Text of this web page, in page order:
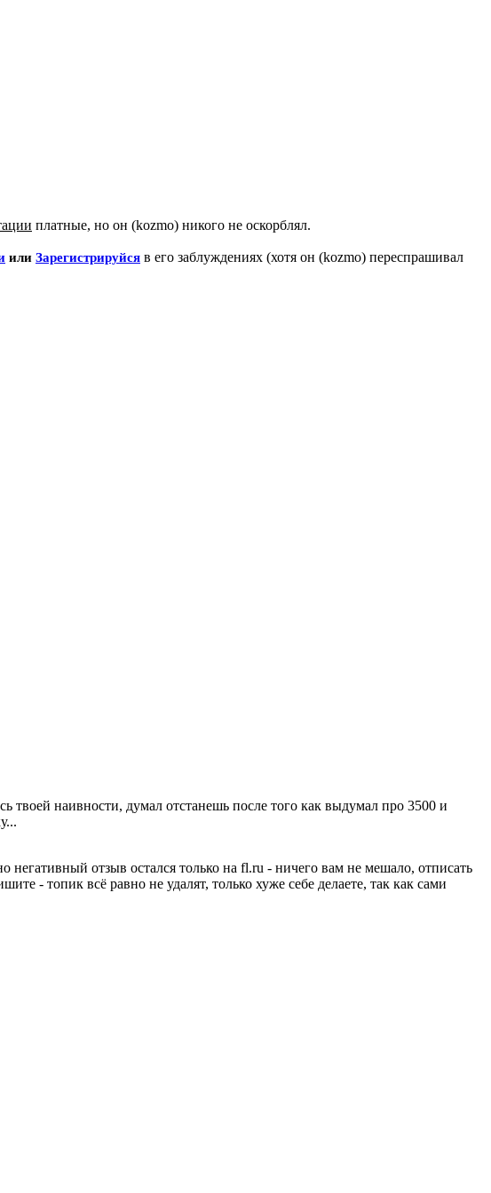
платные, но он (kozmo) никого не оскорблял.
или Зарегистрируйся в его заблуждениях (хотя он (kozmo) переспрашивал
твоей наивности, думал отстанешь после того как выдумал про 3500 и
отзыв остался только на fl.ru - ничего вам не мешало, отписать
- топик всё равно не удалят, только хуже себе делаете, так как сами